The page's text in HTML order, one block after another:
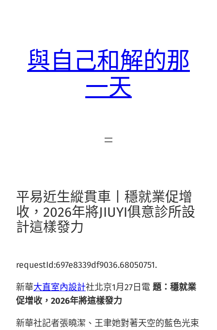
與自己和解的那
一天
平易近生縱貫車丨穩就業促增
收，2026年將JIUYI俱意診所設
計這樣發力
requestId:697e8339df9036.68050751.
新華大直室內設計社北京1月27日電 題：穩就業
促增收，2026年將這樣發力
新華社記者張曉潔、王聿她對著天空的藍色光束